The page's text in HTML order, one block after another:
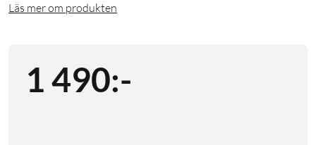
Läs mer om produkten
1 490:-